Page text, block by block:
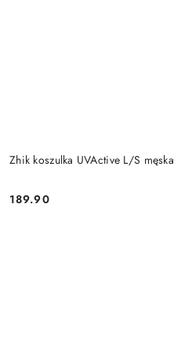
Zhik koszulka UVActive L/S męska
Cena:
189.90